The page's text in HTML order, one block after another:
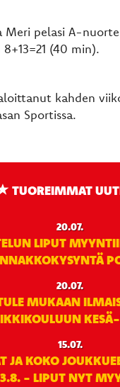
Meri pelasi A-
(40 min).
kahden
Sportissa.
TUOREIMMAT
20.07.
LIPUT
20.07.
MUKAAN
15.07.
JA KOKO
- LIPUT NYT